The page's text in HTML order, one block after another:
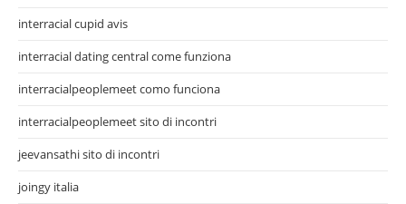
interracial cupid avis
interracial dating central come funziona
interracialpeoplemeet como funciona
interracialpeoplemeet sito di incontri
jeevansathi sito di incontri
joingy italia